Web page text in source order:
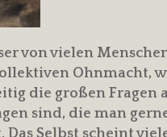
von vielen
Ohnmacht,
die großen Fragen
sind, die man